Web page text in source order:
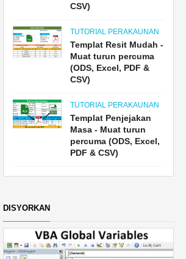
CSV)
TUTORIAL PERAKAUNAN
Templat Resit Mudah -
Muat turun percuma
(ODS, Excel, PDF &
CSV)
TUTORIAL PERAKAUNAN
Templat Penjejakan
Masa - Muat turun
percuma (ODS, Excel,
PDF & CSV)
DISYORKAN